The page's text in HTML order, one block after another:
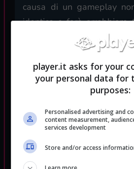
causa di un gameplay
identico e farà
qualche spike di
rimane un prodotto di
destinato ad una
pubblico.
player.it asks for your
your personal data for
purposes:
Personalised advertising and
content measurement,
services development
Store and/or access